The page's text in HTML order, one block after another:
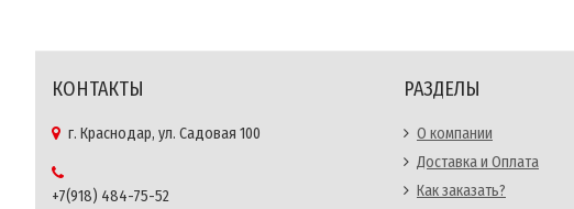
КОНТАКТЫ
г. Краснодар, ул. Садовая 100
+7(918) 484-75-52
РАЗДЕЛЫ
О компании
Доставка и Оплата
Как заказать?